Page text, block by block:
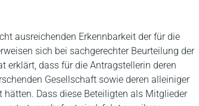
ausreichenden Erkennbarkeit der für die
sich bei sachgerechter Beurteilung der
erklärt, dass für die Antragstellerin deren
Gesellschaft sowie deren alleiniger
Dass diese Beteiligten als Mitglieder